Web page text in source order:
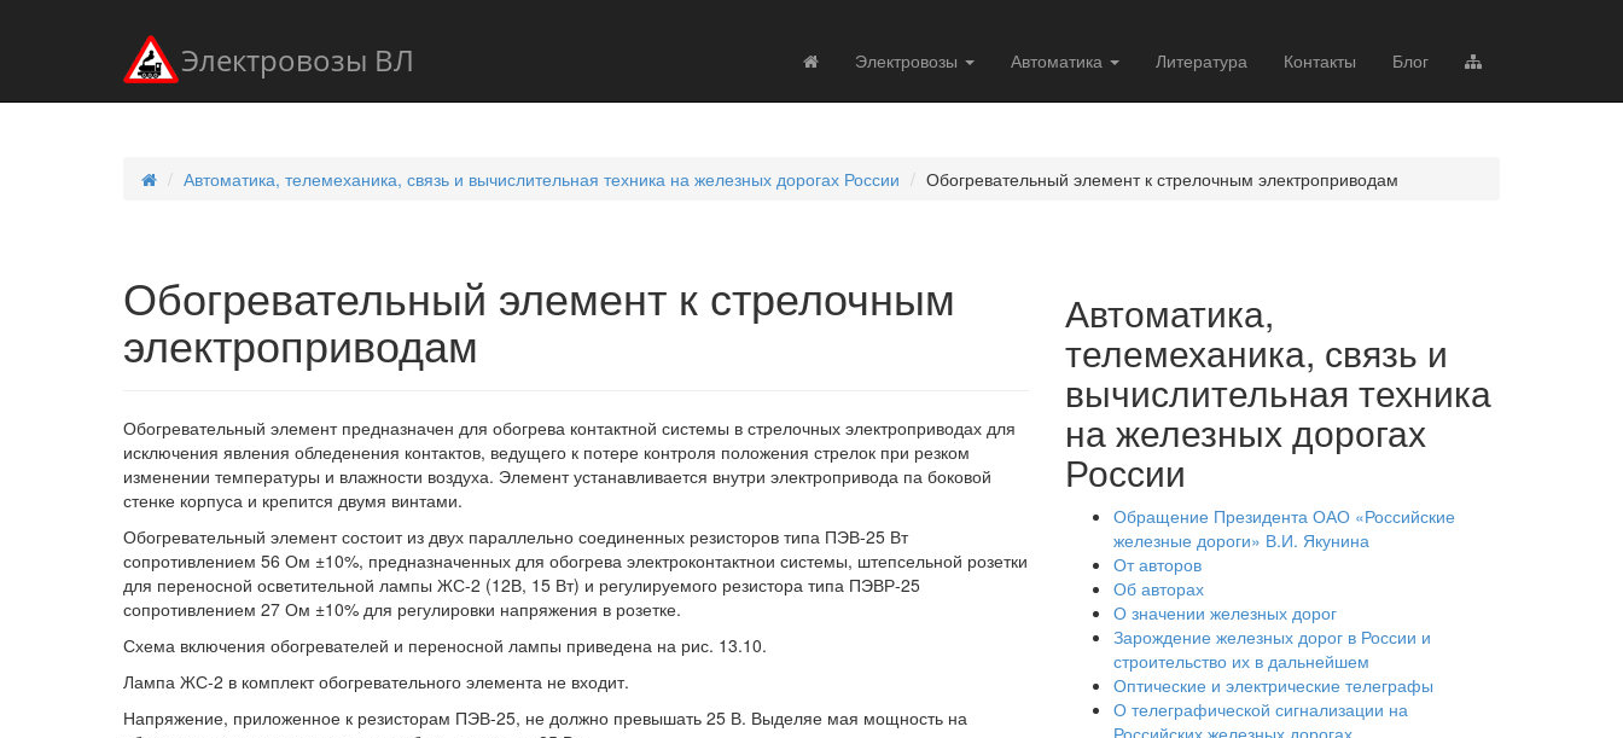
Электровозы ВЛ Электровозы Автоматика Литература Контакты Блог
Автоматика, телемеханика, связь и вычислительная техника на железных дорогах России Обогревательный элемент к стрелочным электроприводам
Обогревательный элемент к стрелочным
электроприводам
Обогревательный элемент предназначен для обогрева контактной системы в стрелочных электроприводах для
исключения явления обледенения контактов, ведущего к потере контроля положения стрелок при резком
изменении температуры и влажности воздуха. Элемент устанавливается внутри электропривода па боковой
стенке корпуса и крепится двумя винтами.
Обогревательный элемент состоит из двух параллельно соединенных резисторов типа ПЭВ-25 Вт
сопротивлением 56 Ом ±10%, предназначенных для обогрева электроконтактнои системы, штепсельной розетки
для переносной осветительной лампы ЖС-2 (12В, 15 Вт) и регулируемого резистора типа ПЭВР-25
сопротивлением 27 Ом ±10% для регулировки напряжения в розетке.
Схема включения обогревателей и переносной лампы приведена на рис. 13.10.
Лампа ЖС-2 в комплект обогревательного элемента не входит.
Напряжение, приложенное к резисторам ПЭВ-25, не должно превышать 25 В. Выделяе мая мощность на
Автоматика,
телемеханика, связь и
вычислительная техника
на железных дорогах
России
Обращение Президента ОАО «Российские
железные дороги» В.И. Якунина
От авторов
Об авторах
О значении железных дорог
Зарождение железных дорог в России и
строительство их в дальнейшем
Оптические и электрические телеграфы
О телеграфической сигнализации на
Российских железных дорогах